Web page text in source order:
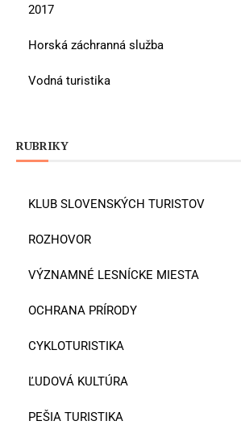
2017
Horská záchranná služba
Vodná turistika
RUBRIKY
KLUB SLOVENSKÝCH TURISTOV
ROZHOVOR
VÝZNAMNÉ LESNÍCKE MIESTA
OCHRANA PRÍRODY
CYKLOTURISTIKA
ĽUDOVÁ KULTÚRA
PEŠIA TURISTIKA